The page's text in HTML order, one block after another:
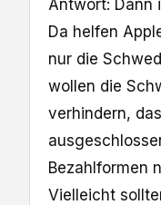
Antwort: Dann
Da helfen
nur die
wollen die
verhindern,
Bezahlformen
Vielleicht